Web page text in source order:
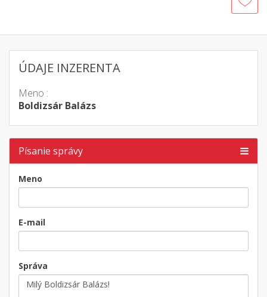
ÚDAJE INZERENTA
Meno :
Boldizsár Balázs
Písanie správy
Meno
E-mail
Správa